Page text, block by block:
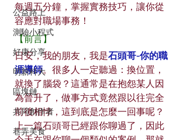
公益路上
測驗小程式
好康分享
明新科大
區塊鏈
共同創作者
巷弄美食
每週五分鐘，掌握實務技巧，讓你從
容應對職場事務！
【前言】
日安，我的朋友，我是石頭哥-你的職
涯導師。很多人一定聽過：換位置，
就換了腦袋？這通常是在抱怨某人因
為晉升了，做事方式竟然跟以往完全
前後相悖，這到底是怎麼一回事呢？
上一篇石頭哥已經跟你聊過了，因此